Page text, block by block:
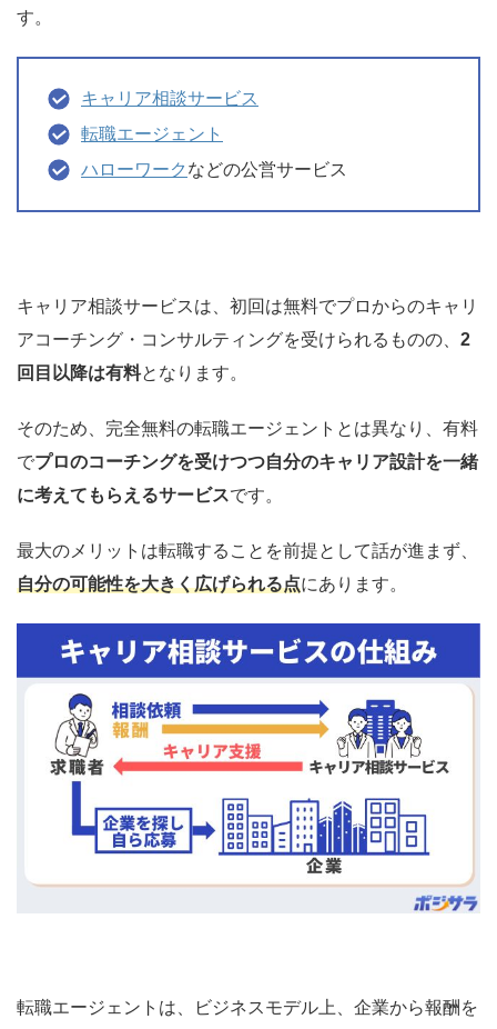
す。
キャリア相談サービス
転職エージェント
ハローワーク などの公営サービス
キャリア相談サービスは、初回は無料でプロからのキャリ
アコーチング・コンサルティングを受けられるものの、 2
回目以降は有料となります。
そのため、完全無料の転職エージェントとは異なり、有料
でプロのコーチングを受けつつ自分のキャリア設計を一緒
に考えてもらえるサービスです。
最大のメリットは転職することを前提として話が進まず、
自分の可能性を大きく広げられる点にあります。
転職エージェントは、ビジネスモデル上、企業から報酬を